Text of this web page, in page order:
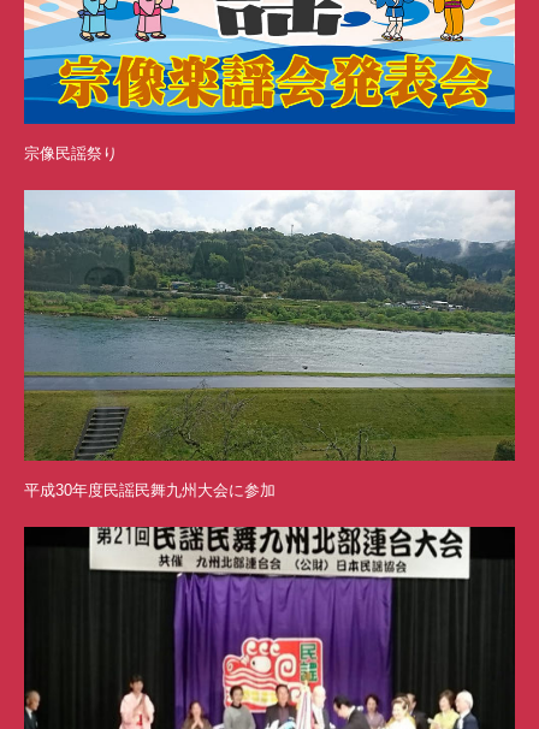
宗像民謡祭り
平成30年度民謡民舞九州大会に参加